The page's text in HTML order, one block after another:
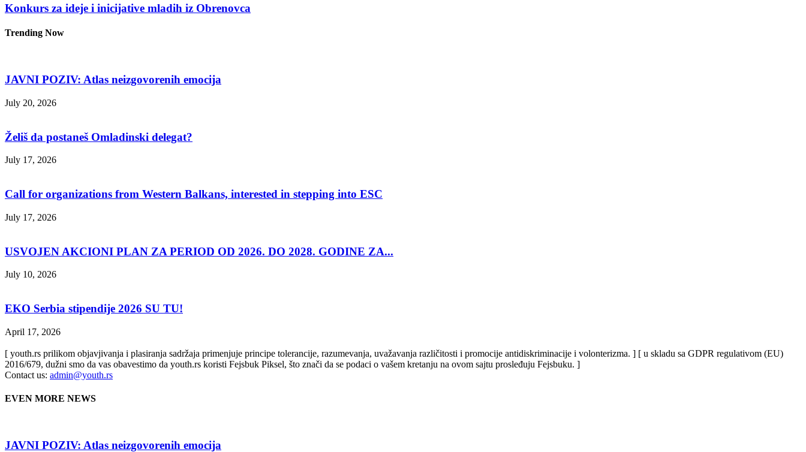
Konkurs za ideje i inicijative mladih iz Obrenovca
Trending Now
JAVNI POZIV: Atlas neizgovorenih emocija
July 20, 2026
Želiš da postaneš Omladinski delegat?
July 17, 2026
Call for organizations from Western Balkans, interested in stepping into ESC
July 17, 2026
USVOJEN AKCIONI PLAN ZA PERIOD OD 2026. DO 2028. GODINE ZA...
July 10, 2026
EKO Serbia stipendije 2026 SU TU!
April 17, 2026
[ youth.rs prilikom objavjivanja i plasiranja sadržaja primenjuje principe tolerancije, razumevanja, uvažavanja različitosti i promocije antidiskriminacije i volonterizma. ] [ u skladu sa GDPR regulativom (EU)
2016/679, dužni smo da vas obavestimo da youth.rs koristi Fejsbuk Piksel, što znači da se podaci o vašem kretanju na ovom sajtu prosleđuju Fejsbuku. ]
Contact us: admin@youth.rs
EVEN MORE NEWS
JAVNI POZIV: Atlas neizgovorenih emocija